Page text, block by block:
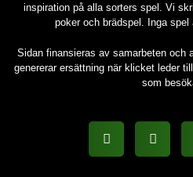
inspiration på alla sorters spel. Vi
poker och brädspel. Inga
Sidan finansieras av samarbeten och
genererar ersättning när klicket leder
som